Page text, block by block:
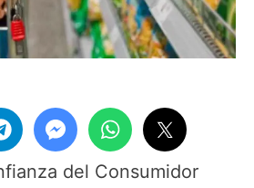
del Consumidor